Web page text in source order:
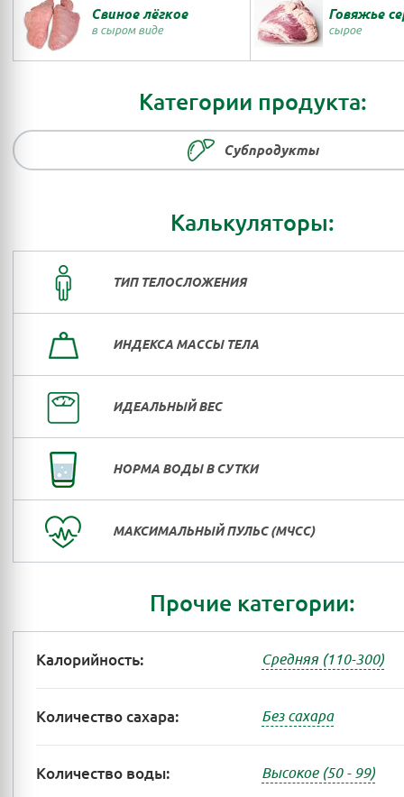
Свиное лёгкое
в сыром виде
Говяжье
сырое
Категории продукта:
Субпродукты
Калькуляторы:
ТИП ТЕЛОСЛОЖЕНИЯ
ИНДЕКСА МАССЫ ТЕЛА
ИДЕАЛЬНЫЙ ВЕС
НОРМА ВОДЫ В СУТКИ
МАКСИМАЛЬНЫЙ ПУЛЬС (МЧСС)
Прочие категории:
Калорийность: Средняя (110-300)
Количество сахара: Без сахара
Количество воды: Высокое (50 - 99)